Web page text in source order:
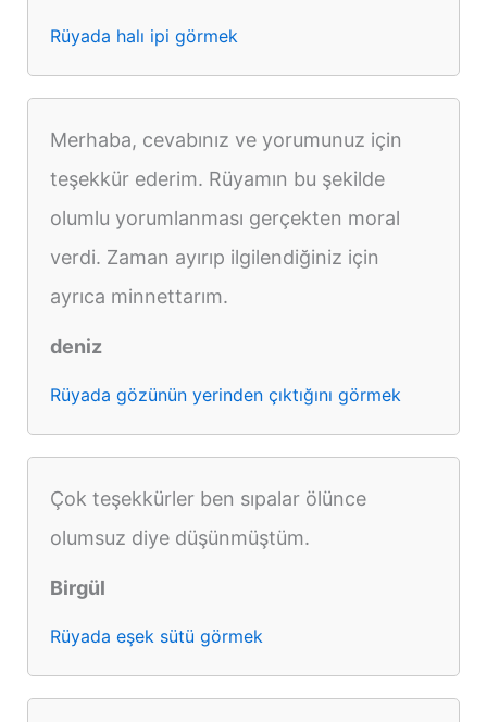
Rüyada halı ipi görmek
Merhaba, cevabınız ve yorumunuz için
teşekkür ederim. Rüyamın bu şekilde
olumlu yorumlanması gerçekten moral
verdi. Zaman ayırıp ilgilendiğiniz için
ayrıca minnettarım.
deniz
Rüyada gözünün yerinden çıktığını görmek
Çok teşekkürler ben sıpalar ölünce
olumsuz diye düşünmüştüm.
Birgül
Rüyada eşek sütü görmek